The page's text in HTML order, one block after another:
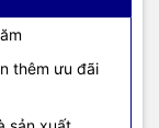
thêm ưu đãi